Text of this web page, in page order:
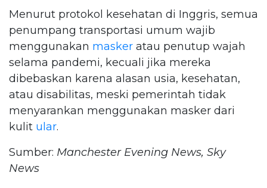
Menurut protokol kesehatan di Inggris, semua
penumpang transportasi umum wajib
menggunakan masker atau penutup wajah
selama pandemi, kecuali jika mereka
dibebaskan karena alasan usia, kesehatan,
atau disabilitas, meski pemerintah tidak
menyarankan menggunakan masker dari
kulit ular.
Sumber: Manchester Evening News, Sky
News